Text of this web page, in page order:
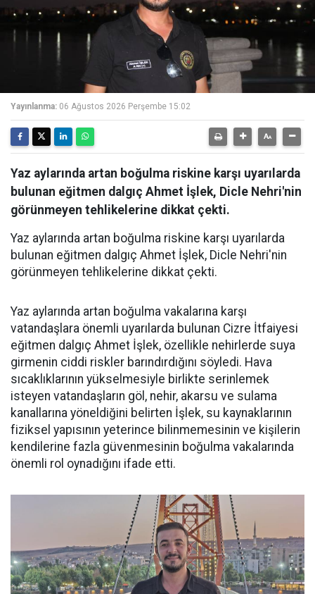
Yayınlanma: 06 Ağustos 2026 Perşembe 15:02
Yaz aylarında artan boğulma riskine karşı uyarılarda
bulunan eğitmen dalgıç Ahmet İşlek, Dicle Nehri'nin
görünmeyen tehlikelerine dikkat çekti.
Yaz aylarında artan boğulma riskine karşı uyarılarda
bulunan eğitmen dalgıç Ahmet İşlek, Dicle Nehri'nin
görünmeyen tehlikelerine dikkat çekti.
Yaz aylarında artan boğulma vakalarına karşı
vatandaşlara önemli uyarılarda bulunan Cizre İtfaiyesi
eğitmen dalgıç Ahmet İşlek, özellikle nehirlerde suya
girmenin ciddi riskler barındırdığını söyledi. Hava
sıcaklıklarının yükselmesiyle birlikte serinlemek
isteyen vatandaşların göl, nehir, akarsu ve sulama
kanallarına yöneldiğini belirten İşlek, su kaynaklarının
fiziksel yapısının yeterince bilinmemesinin ve kişilerin
kendilerine fazla güvenmesinin boğulma vakalarında
önemli rol oynadığını ifade etti.